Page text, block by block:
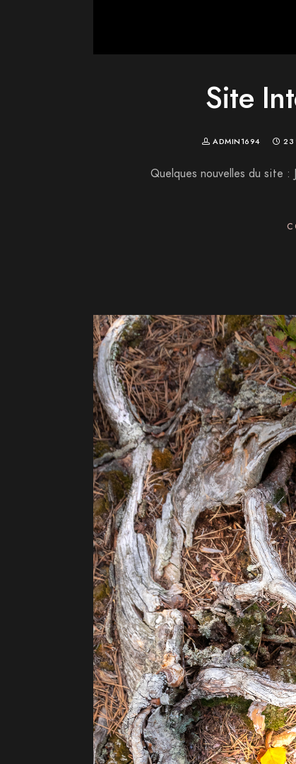
Site
ADMIN1694 23
Quelques nouvelles du site :